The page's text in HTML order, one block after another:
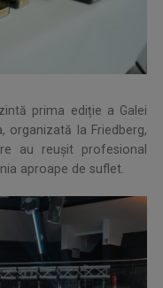
prima ediție a Galei
organizată la Friedberg,
au reușit profesional
aproape de suflet.